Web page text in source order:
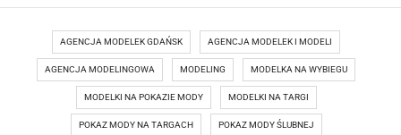
AGENCJA MODELEK GDAŃSK AGENCJA MODELEK I MODELI
AGENCJA MODELINGOWA MODELING MODELKA NA WYBIEGU
MODELKI NA POKAZIE MODY MODELKI NA TARGI
POKAZ MODY NA TARGACH POKAZ MODY ŚLUBNEJ